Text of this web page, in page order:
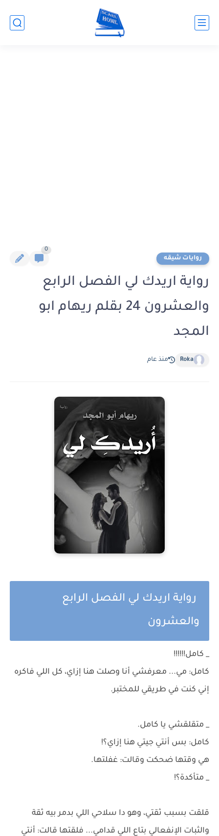
روايات شيقه
0
رواية اريدك لي الفصل الرابع
والعشرون 24 بقلم ريهام ابو
المجد
Roka منذ عام
رواية اريدك لي الفصل الرابع
والعشرون
_ كامل!!!!!!
كامل: مي... معرفشي أنا وصلت هنا إزاي، كل اللي فاكره
إني كنت في طريقي للمختبر.
_ متقلقشي يا كامل.
كامل: بس أنتي جيتي هنا إزاي؟!
هي وقتها ضحكت وقالت: غفلتها.
_ متأكدة؟!
قلقت بسبب ثقتي، وهو دا سلاحي اللي بدمر بيه ثقة
والثبات الإنفعالي بتاع اللي قدامي... فلقتها قالت: أنتي